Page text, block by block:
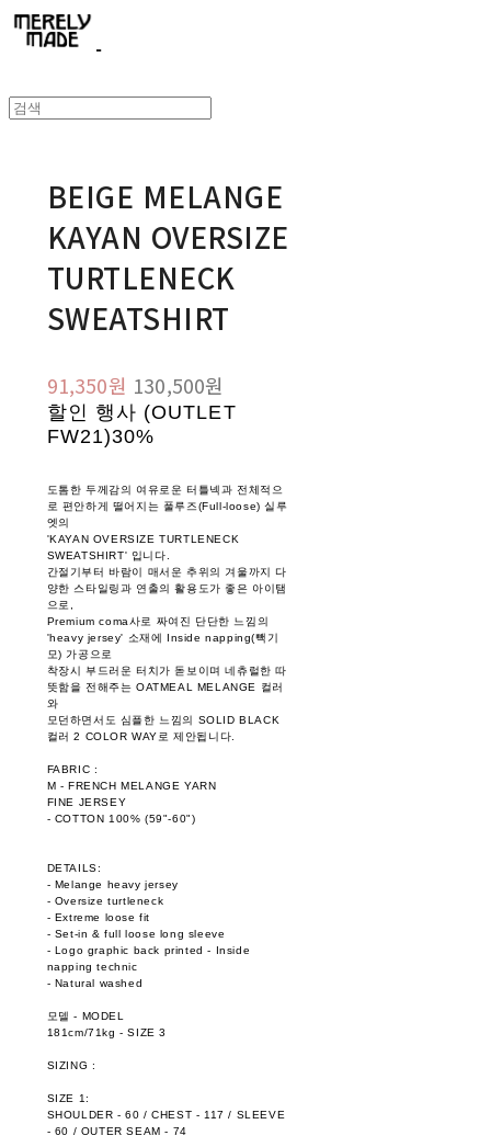
BEIGE MELANGE
KAYAN OVERSIZE
TURTLENECK
SWEATSHIRT
91,350원 130,500원
할인 행사 (OUTLET
FW21)30%
도톰한 두께감의 여유로운 터틀넥과 전체적으
로 편안하게 떨어지는 풀루즈(Full-loose) 실루
엣의
'KAYAN OVERSIZE TURTLENECK
SWEATSHIRT' 입니다.
간절기부터 바람이 매서운 추위의 겨울까지 다
양한 스타일링과 연출의 활용도가 좋은 아이탬
으로,
Premium coma사로 짜여진 단단한 느낌의
'heavy jersey' 소재에 Inside napping(빽기
모) 가공으로
착장시 부드러운 터치가 돋보이며 네츄럴한 따
뜻함을 전해주는 OATMEAL MELANGE 컬러
와
모던하면서도 심플한 느낌의 SOLID BLACK
컬러 2 COLOR WAY로 제안됩니다.
FABRIC :
M - FRENCH MELANGE YARN
FINE JERSEY
- COTTON 100% (59"-60")
DETAILS:
- Melange heavy jersey
- Oversize turtleneck
- Extreme loose fit
- Set-in & full loose long sleeve
- Logo graphic back printed - Inside
napping technic
- Natural washed
모델 - MODEL
181cm/71kg - SIZE 3
SIZING :
SIZE 1:
SHOULDER - 60 / CHEST - 117 / SLEEVE
- 60 / OUTER SEAM - 74